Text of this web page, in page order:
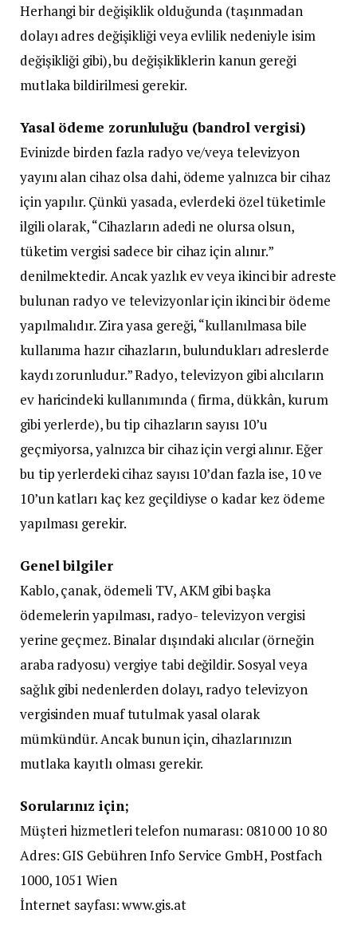
Herhangi bir değişiklik olduğunda (taşınmadan
dolayı adres değişikliği veya evlilik nedeniyle isim
değişikliği gibi), bu değişikliklerin kanun gereği
mutlaka bildirilmesi gerekir.
Yasal ödeme zorunluluğu (bandrol vergisi)
Evinizde birden fazla radyo ve/veya televizyon
yayını alan cihaz olsa dahi, ödeme yalnızca bir cihaz
için yapılır. Çünkü yasada, evlerdeki özel tüketimle
ilgili olarak, “Cihazların adedi ne olursa olsun,
tüketim vergisi sadece bir cihaz için alınır.”
denilmektedir. Ancak yazlık ev veya ikinci bir adreste
bulunan radyo ve televizyonlar için ikinci bir ödeme
yapılmalıdır. Zira yasa gereği, “kullanılmasa bile
kullanıma hazır cihazların, bulundukları adreslerde
kaydı zorunludur.” Radyo, televizyon gibi alıcıların
ev haricindeki kullanımında ( firma, dükkân, kurum
gibi yerlerde), bu tip cihazların sayısı 10’u
geçmiyorsa, yalnızca bir cihaz için vergi alınır. Eğer
bu tip yerlerdeki cihaz sayısı 10’dan fazla ise, 10 ve
10’un katları kaç kez geçildiyse o kadar kez ödeme
yapılması gerekir.
Genel bilgiler
Kablo, çanak, ödemeli TV, AKM gibi başka
ödemelerin yapılması, radyo- televizyon vergisi
yerine geçmez. Binalar dışındaki alıcılar (örneğin
araba radyosu) vergiye tabi değildir. Sosyal veya
sağlık gibi nedenlerden dolayı, radyo televizyon
vergisinden muaf tutulmak yasal olarak
mümkündür. Ancak bunun için, cihazlarınızın
mutlaka kayıtlı olması gerekir.
Sorularınız için;
Müşteri hizmetleri telefon numarası: 0810 00 10 80
Adres: GIS Gebühren Info Service GmbH, Postfach
1000, 1051 Wien
İnternet sayfası: www.gis.at